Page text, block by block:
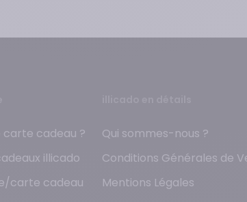
cadeau ?
illicado
carte cadeau
Qui sommes-nous ?
Conditions Générales de
Mentions Légales